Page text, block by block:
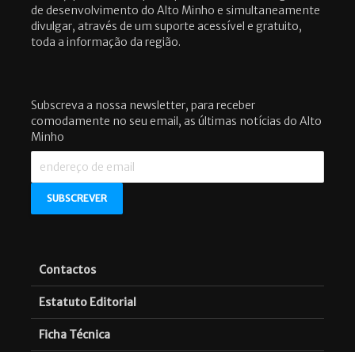
de desenvolvimento do Alto Minho e simultaneamente
divulgar, através de um suporte acessível e gratuito,
toda a informação da região.
Subscreva a nossa newsletter, para receber
comodamente no seu email, as últimas notícias do Alto
Minho
Contactos
Estatuto Editorial
Ficha Técnica